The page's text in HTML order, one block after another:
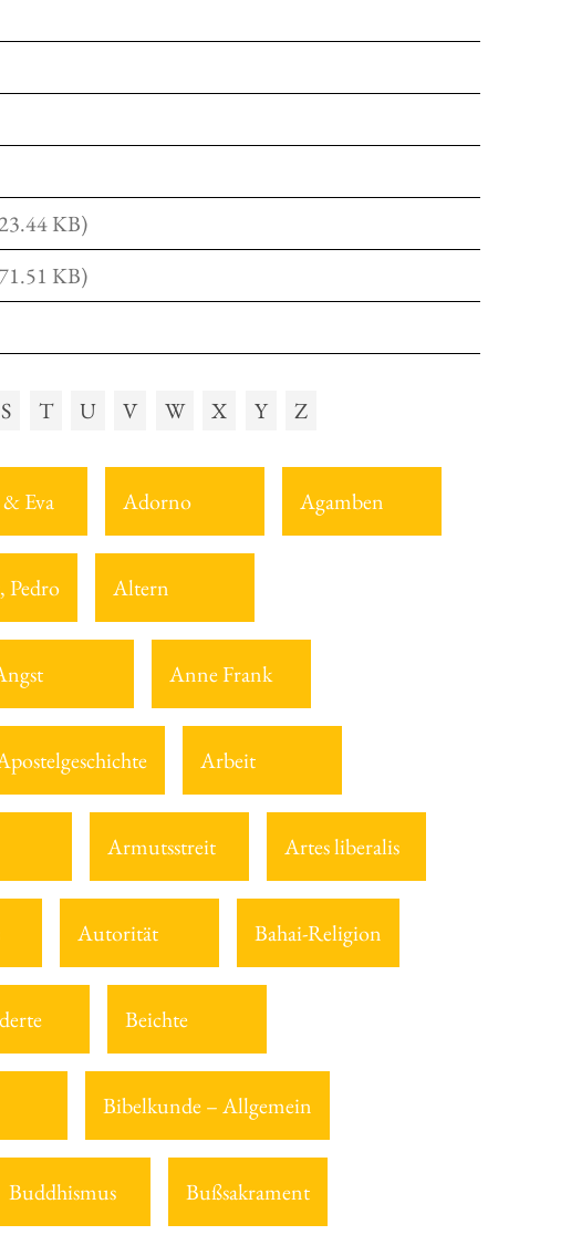
KB)
KB)
S T U V W X Y Z
Eva Adorno Agamben
Pedro Altern
Anne Frank
Arbeit
Armutsstreit Artes liberalis
Autorität Bahai-Religion
Beichte
Bibelkunde – Allgemein
Buddhismus Bußsakrament